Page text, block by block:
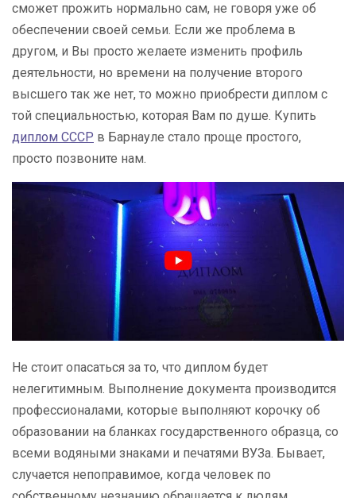
сможет прожить нормально сам, не говоря уже об
обеспечении своей семьи. Если же проблема в
другом, и Вы просто желаете изменить профиль
деятельности, но времени на получение второго
высшего так же нет, то можно приобрести диплом с
той специальностью, которая Вам по душе. Купить
диплом СССР в Барнауле стало проще простого,
просто позвоните нам.
Не стоит опасаться за то, что диплом будет
нелегитимным. Выполнение документа производится
профессионалами, которые выполняют корочку об
образовании на бланках государственного образца, со
всеми водяными знаками и печатями ВУЗа. Бывает,
случается непоправимое, когда человек по